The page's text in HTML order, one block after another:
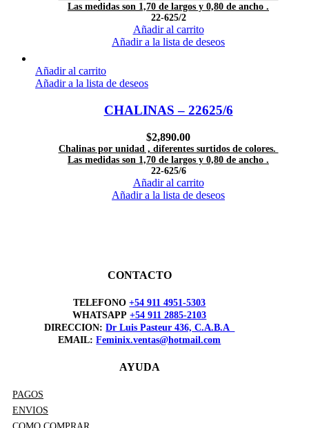
Las medidas son 1,70 de largos y 0,80 de ancho .
22-625/2
Añadir al carrito
Añadir a la lista de deseos
Añadir al carrito
Añadir a la lista de deseos
CHALINAS – 22625/6
$2,890.00
Chalinas por unidad , diferentes surtidos de colores.
Las medidas son 1,70 de largos y 0,80 de ancho .
22-625/6
Añadir al carrito
Añadir a la lista de deseos
CONTACTO
TELEFONO+54 911 4951-5303
WHATSAPP+54 911 2885-2103
DIRECCION:Dr Luis Pasteur 436, C.A.B.A
EMAIL:Feminix.ventas@hotmail.com
AYUDA
PAGOS
ENVIOS